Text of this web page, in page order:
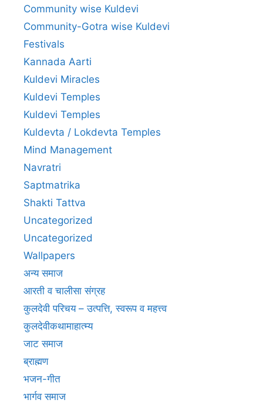
Community wise Kuldevi
Community-Gotra wise Kuldevi
Festivals
Kannada Aarti
Kuldevi Miracles
Kuldevi Temples
Kuldevi Temples
Kuldevta / Lokdevta Temples
Mind Management
Navratri
Saptmatrika
Shakti Tattva
Uncategorized
Uncategorized
Wallpapers
अन्य समाज
आरती व चालीसा संग्रह
कुलदेवी परिचय – उत्पत्ति, स्वरूप व महत्त्व
कुलदेवीकथामाहात्म्य
जाट समाज
ब्राह्मण
भजन-गीत
भार्गव समाज